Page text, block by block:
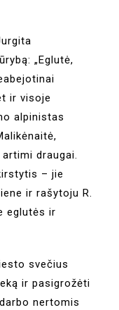
„Eglutė,
ir visoje
alpinistas
draugai.
– jie
ir rašytoju R.
eglutės ir
svečius
ir pasigrožėti
nertomis